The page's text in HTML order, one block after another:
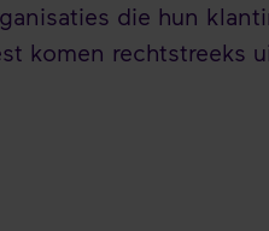
die hun
komen rechtstreeks